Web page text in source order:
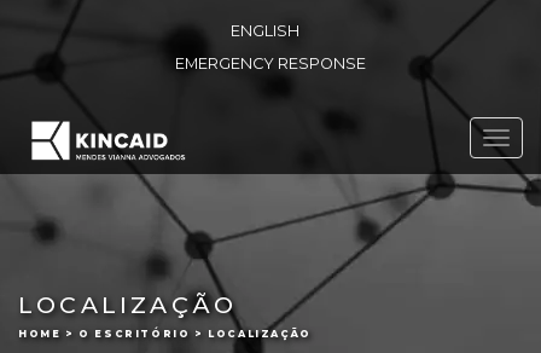
ENGLISH
EMERGENCY RESPONSE
LOCALIZAÇÃO
HOME > O ESCRITÓRIO > LOCALIZAÇÃO